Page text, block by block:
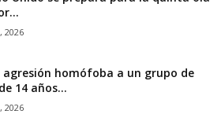
2026
homófoba a un grupo de
14 años...
2026